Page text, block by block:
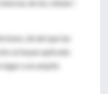
de las células",
de ahí que las
se hayan aplicado
a un amplio